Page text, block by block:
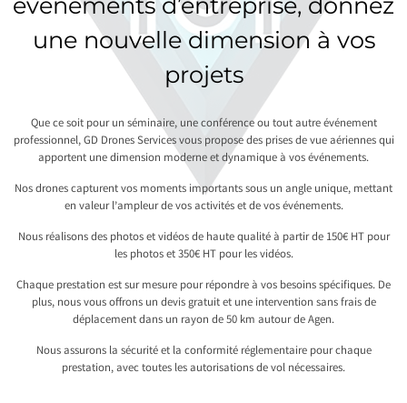
une nouvelle dimension à vos
projets
Que ce soit pour un séminaire, une conférence ou tout autre événement
professionnel, GD Drones Services vous propose des prises de vue aériennes qui
apportent une dimension moderne et dynamique à vos événements.
Nos drones capturent vos moments importants sous un angle unique, mettant
en valeur l’ampleur de vos activités et de vos événements.
Nous réalisons des photos et vidéos de haute qualité à partir de 150€ HT pour
les photos et 350€ HT pour les vidéos.
Chaque prestation est sur mesure pour répondre à vos besoins spécifiques. De
plus, nous vous offrons un devis gratuit et une intervention sans frais de
déplacement dans un rayon de 50 km autour de Agen.
Nous assurons la sécurité et la conformité réglementaire pour chaque
prestation, avec toutes les autorisations de vol nécessaires.